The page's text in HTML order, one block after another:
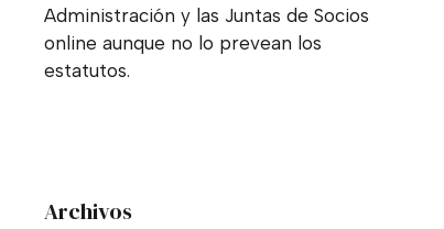
Administración y las Juntas de Socios
online aunque no lo prevean los
estatutos.
Archivos